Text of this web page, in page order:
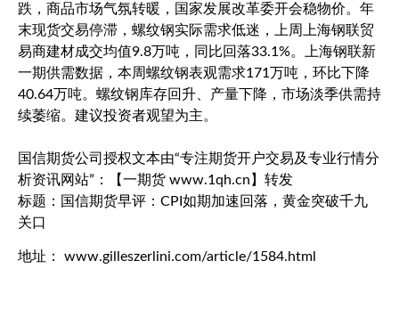
跌，商品市场气氛转暖，国家发展改革委开会稳物价。年
末现货交易停滞，螺纹钢实际需求低迷，上周上海钢联贸
易商建材成交均值9.8万吨，同比回落33.1%。上海钢联新
一期供需数据，本周螺纹钢表观需求171万吨，环比下降
40.64万吨。螺纹钢库存回升、产量下降，市场淡季供需持
续萎缩。建议投资者观望为主。
国信期货公司授权文本由“专注期货开户交易及专业行情分
析资讯网站”：【一期货 www.1qh.cn】转发
标题：国信期货早评：CPI如期加速回落，黄金突破千九
关口
地址： www.gilleszerlini.com/article/1584.html